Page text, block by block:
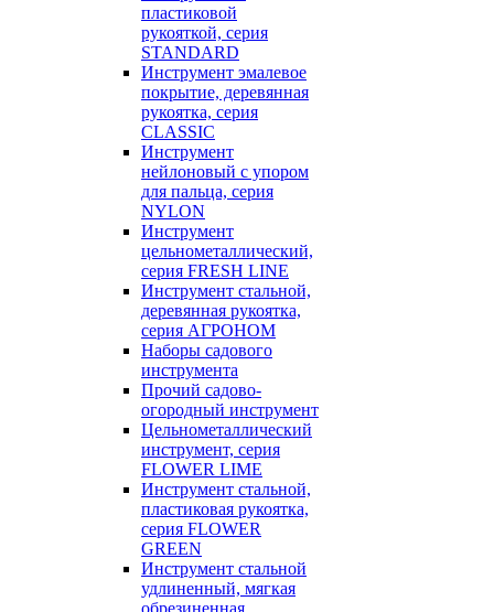
пластиковой
рукояткой, серия
STANDARD
Инструмент эмалевое
покрытие, деревянная
рукоятка, серия
CLASSIC
Инструмент
нейлоновый с упором
для пальца, серия
NYLON
Инструмент
цельнометаллический,
серия FRESH LINE
Инструмент стальной,
деревянная рукоятка,
серия АГРОНОМ
Наборы садового
инструмента
Прочий садово-
огородный инструмент
Цельнометаллический
инструмент, серия
FLOWER LIME
Инструмент стальной,
пластиковая рукоятка,
серия FLOWER
GREEN
Инструмент стальной
удлиненный, мягкая
обрезиненная